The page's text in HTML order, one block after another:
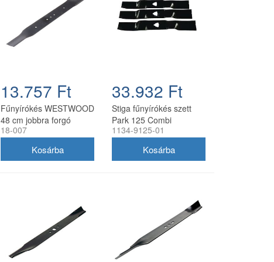
13.757 Ft
Fűnyírókés WESTWOOD
48 cm jobbra forgó
18-007
33.932 Ft
Stiga fűnyírókés szett
Park 125 Combi
mulcsozáshoz 3 db
1134-9125-01